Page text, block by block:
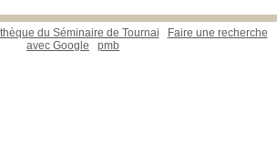
du Séminaire de Tournai
Faire une recherche
avec Google
pmb